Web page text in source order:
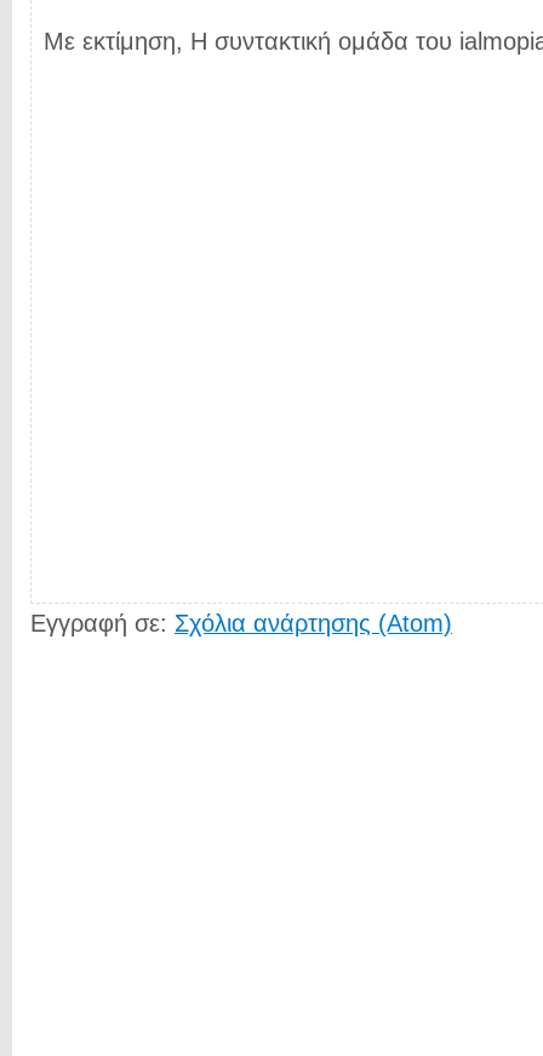
Με εκτίμηση, Η συντακτική ομάδα του
Εγγραφή σε: Σχόλια ανάρτησης (Atom)